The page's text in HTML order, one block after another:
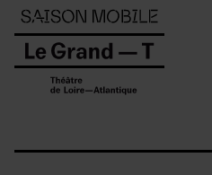
Panneau de gestion des cookies